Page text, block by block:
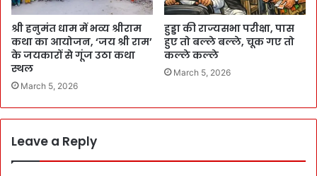
श्री हनुमंत धाम में भव्य श्रीराम
कथा का आयोजन, ‘जय श्री राम’
के जयकारों से गूंज उठा कथा
स्थल
March 5, 2026
हुड्डा की राज्यसभा परीक्षा, पास
हुए तो बल्ले बल्ले, चूक गए तो
कल्ले कल्ले
March 5, 2026
Leave a Reply